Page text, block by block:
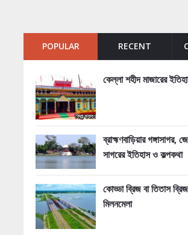
POPULAR RECENT
কেল্লা শহীদ মাজারের
ব্রাহ্মণবাড়িয়ার গঙ্গাসাগর,
সাগরের ইতিহাস ও কল্পকথা
কোড্ডা ব্রিজ বা তিতাস
মিলনমেলা